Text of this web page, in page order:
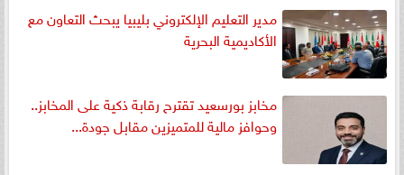
مدير التعليم الإلكتروني بليبيا يبحث التعاون مع
الأكاديمية البحرية
مخابز بورسعيد تقترح رقابة ذكية على المخابز..
وحوافز مالية للمتميزين مقابل جودة...